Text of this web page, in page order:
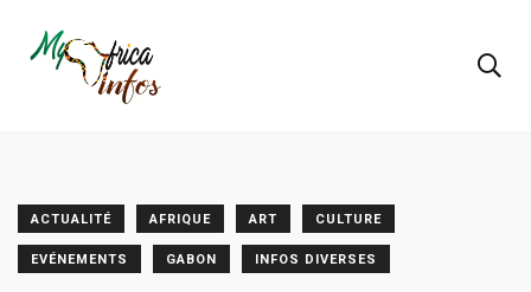
ACTUALITÉ AFRIQUE ART CULTURE
EVÉNEMENTS GABON INFOS DIVERSES